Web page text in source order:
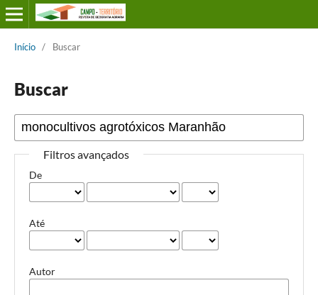
Início / Buscar
Buscar
Filtros avançados
De
Até
Autor